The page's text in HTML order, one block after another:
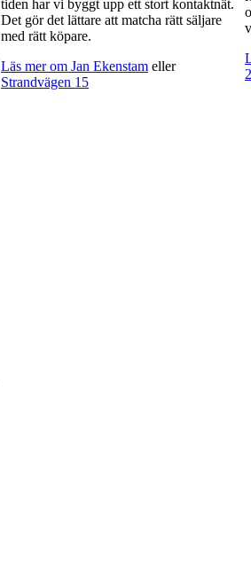
tiden har vi byggt upp ett stort kontaktnät.
Det gör det lättare att matcha rätt säljare
med rätt köpare.
Läs mer om Jan Ekenstam eller
Strandvägen 15